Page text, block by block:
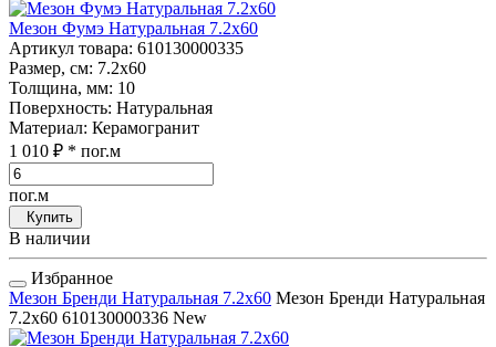
Мезон Фумэ Натуральная 7.2x60
Артикул товара: 610130000335
Размер, см: 7.2x60
Толщина, мм: 10
Поверхность: Натуральная
Материал: Керамогранит
1 010 ₽ * пог.м
пог.м
Купить
В наличии
Избранное
Мезон Бренди Натуральная 7.2x60 Мезон Бренди Натуральная
7.2x60 610130000336 New